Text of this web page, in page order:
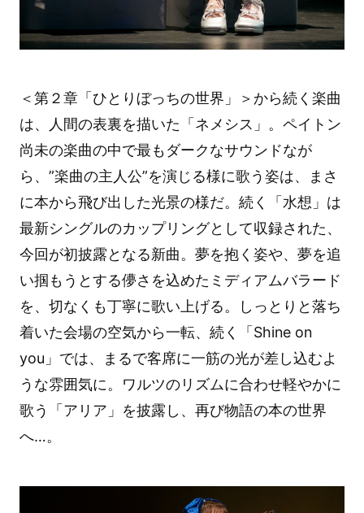
＜第２章「ひとりぼっちの世界」＞から続く楽曲
は、人間の表裏を描いた「ネメシス」。ペイトン
尚未の楽曲の中で最もダークなサウンドなが
ら、”楽曲の主人公”を演じる様に歌う姿は、まさ
に本から飛び出した光景の様だ。続く「水想」は
最新シングルのカップリングとして収録された、
今回が初披露となる新曲。夢を抱く姿や、夢を追
い掴もうとする儚さを込めたミディアムバラード
を、切なくも丁寧に歌い上げる。しっとりと落ち
着いた会場の空気から一転、続く「Shine on
you」では、まるで客席に一筋の光が差し込むよ
うな雰囲気に。ワルツのリズムに合わせ軽やかに
歌う「アリア」を披露し、再び物語の本の世界
へ…。